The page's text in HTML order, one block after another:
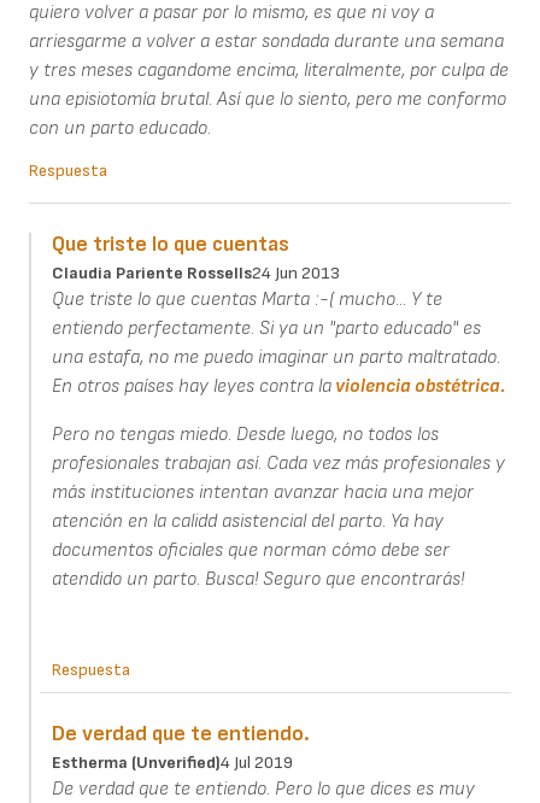
quiero volver a pasar por lo mismo, es que ni voy a
arriesgarme a volver a estar sondada durante una semana
y tres meses cagandome encima, literalmente, por culpa de
una episiotomía brutal. Así que lo siento, pero me conformo
con un parto educado.
Respuesta
Que triste lo que cuentas
Claudia Pariente Rossells24 Jun 2013
Que triste lo que cuentas Marta :-( mucho... Y te
entiendo perfectamente. Si ya un "parto educado" es
una estafa, no me puedo imaginar un parto maltratado.
En otros países hay leyes contra laviolencia obstétrica.
Pero no tengas miedo. Desde luego, no todos los
profesionales trabajan así. Cada vez más profesionales y
más instituciones intentan avanzar hacia una mejor
atención en la calidd asistencial del parto. Ya hay
documentos oficiales que norman cómo debe ser
atendido un parto. Busca! Seguro que encontrarás!
Respuesta
De verdad que te entiendo.
Estherma (unverified)4 Jul 2019
De verdad que te entiendo. Pero lo que dices es muy